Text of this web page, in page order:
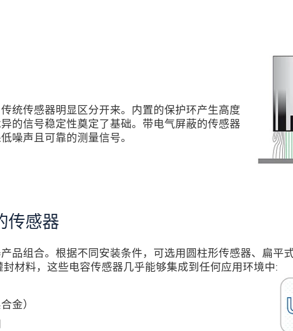
统传感器明显区分开来。内置的保护环产生高度
的信号稳定性奠定了基础。带电气屏蔽的传感器
噪声且可靠的测量信号。
传感器
品组合。根据不同安装条件，可选用圆柱形传感器、扁平
材料，这些电容传感器几乎能够集成到任何应用环境中:
金）